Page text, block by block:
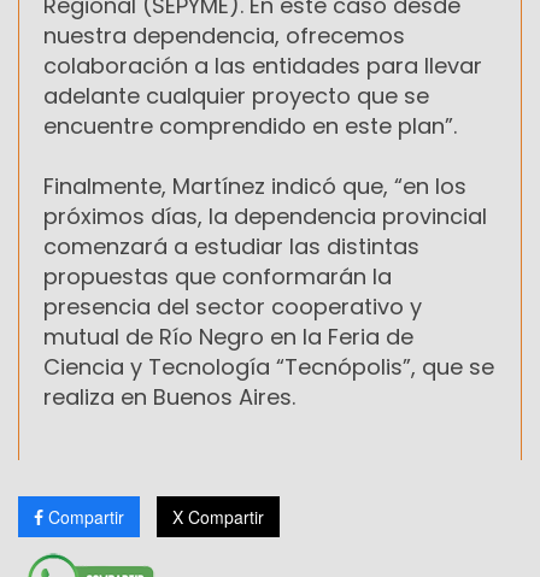
nuestra dependencia, ofrecemos
colaboración a las entidades para llevar
adelante cualquier proyecto que se
encuentre comprendido en este plan”.
Finalmente, Martínez indicó que, “en los
próximos días, la dependencia provincial
comenzará a estudiar las distintas
propuestas que conformarán la
presencia del sector cooperativo y
mutual de Río Negro en la Feria de
Ciencia y Tecnología “Tecnópolis”, que se
realiza en Buenos Aires.
Compartir X Compartir